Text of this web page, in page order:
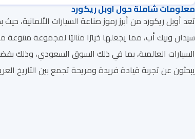
معلومات شاملة حول اوبل ريكورد
سيدان وبيك أب، مما يجعلها خيارًا مثاليًا لمجموعة
السيارات العالمية، بما في ذلك السوق السعودي، وذلك
يبحثون عن تجربة قيادة فريدة ومريحة تجمع بين التاريخ